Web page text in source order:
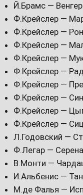
Й.Брамс —
Ф.Крейслер —
Ф.Крейслер —
Ф.Крейслер —
Ф.Крейслер —
Ф.Крейслер —
Ф.Крейслер —
Ф.Крейслер —
Ф.Крейслер —
Ф.Крейслер —
Л.Годовский —
Ф.Легар —
В.Монти —
И.Альбенис —
М.де Фалья —